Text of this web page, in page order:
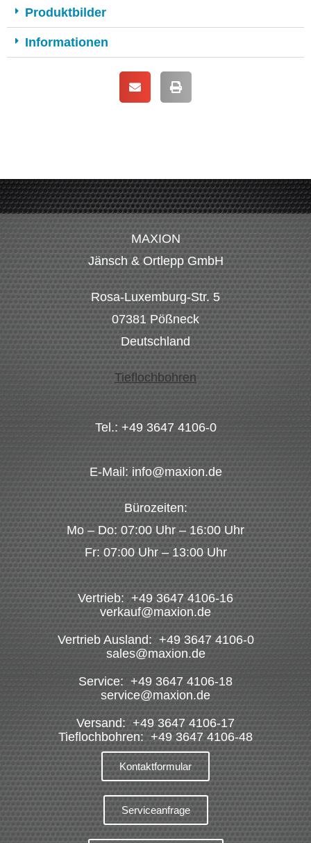
Produktbilder
Informationen
MAXION
Jänsch & Ortlepp GmbH
Rosa-Luxemburg-Str. 5
07381 Pößneck
Deutschland
Tieflochbohren
Tel.: +49 3647 4106-0
E-Mail: info@maxion.de
Bürozeiten:
Mo – Do: 07:00 Uhr – 16:00 Uhr
Fr: 07:00 Uhr – 13:00 Uhr
Vertrieb: +49 3647 4106-16
verkauf@maxion.de
Vertrieb Ausland: +49 3647 4106-0
sales@maxion.de
Service: +49 3647 4106-18
service@maxion.de
Versand: +49 3647 4106-17
Tieflochbohren: +49 3647 4106-48
Kontaktformular
Serviceanfrage